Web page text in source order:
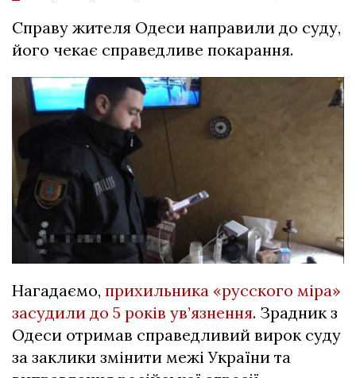
Справу жителя Одеси направили до суду,
його чекає справедливе покарання.
Нагадаємо, прихильника «русского міра»
засудили до 5 років ув’язнення. Зрадник з
Одеси отримав справедливий вирок суду
за заклики змінити межі України та